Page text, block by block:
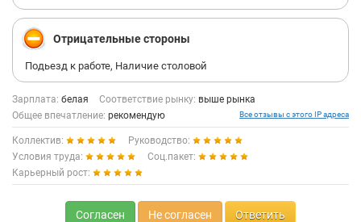
Отрицательные стороны
Подьезд к работе, Наличие столовой
Зарплата: белая Соответствие рынку: выше рынка
Общее впечатление: рекомендую Все отзывы с этого IP адреса
Коллектив:
Руководство:
Условия труда:
Соц.пакет:
Карьерный рост:
Согласен Не согласен Ответить